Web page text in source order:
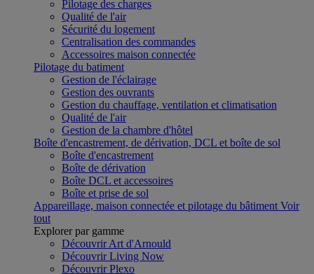
Pilotage des charges
Qualité de l'air
Sécurité du logement
Centralisation des commandes
Accessoires maison connectée
Pilotage du batiment
Gestion de l'éclairage
Gestion des ouvrants
Gestion du chauffage, ventilation et climatisation
Qualité de l'air
Gestion de la chambre d'hôtel
Boîte d'encastrement, de dérivation, DCL et boîte de sol
Boîte d'encastrement
Boîte de dérivation
Boîte DCL et accessoires
Boîte et prise de sol
Appareillage, maison connectée et pilotage du bâtiment Voir
tout
Explorer par gamme
Découvrir Art d'Arnould
Découvrir Living Now
Découvrir Plexo